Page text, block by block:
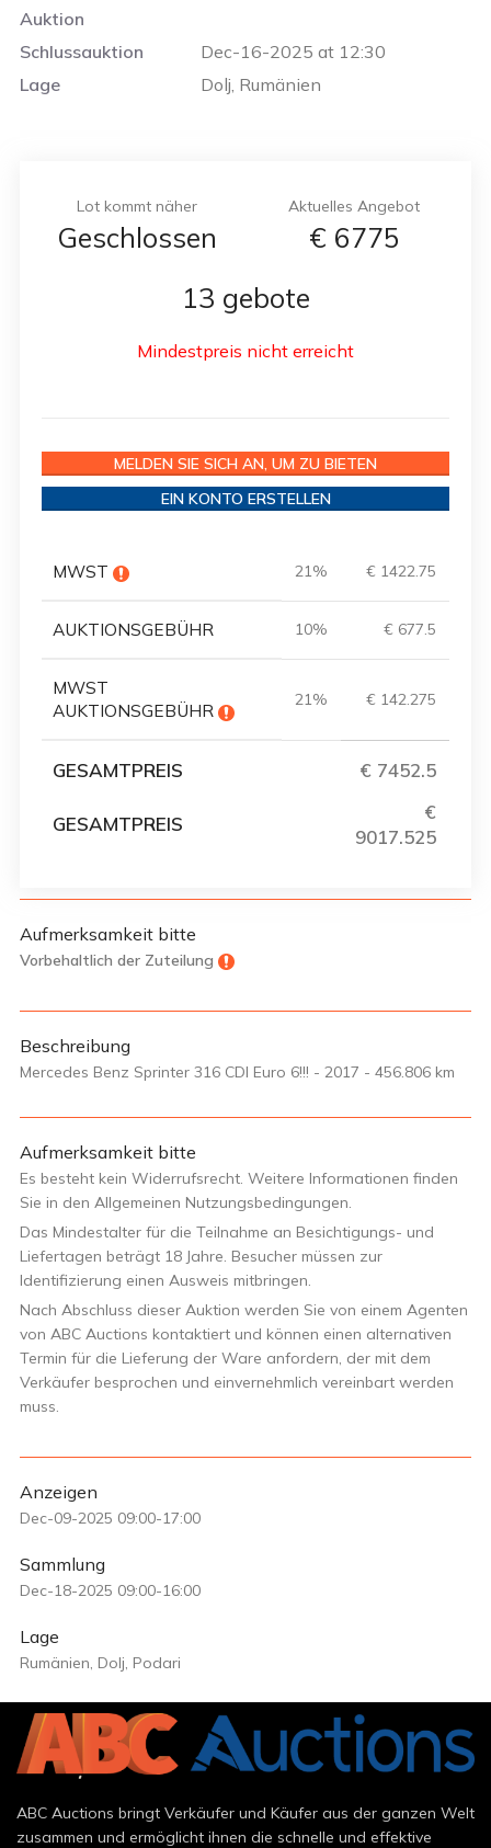
Auktion
Schlussauktion
Dec-16-2025 at 12:30
Lage
Dolj, Rumänien
Lot kommt näher
Geschlossen
Aktuelles Angebot
€ 6775
13 gebote
Mindestpreis nicht erreicht
MELDEN SIE SICH AN, UM ZU BIETEN
EIN KONTO ERSTELLEN
MWST 21% € 1422.75
AUKTIONSGEBÜHR 10% € 677.5
MWST
AUKTIONSGEBÜHR
21% € 142.275
GESAMTPREIS € 7452.5
GESAMTPREIS
€
9017.525
Aufmerksamkeit bitte
Vorbehaltlich der Zuteilung
Beschreibung
Mercedes Benz Sprinter 316 CDI Euro 6!!! - 2017 - 456.806 km
Aufmerksamkeit bitte
Es besteht kein Widerrufsrecht. Weitere Informationen finden
Sie in den Allgemeinen Nutzungsbedingungen.
Das Mindestalter für die Teilnahme an Besichtigungs- und
Liefertagen beträgt 18 Jahre. Besucher müssen zur
Identifizierung einen Ausweis mitbringen.
Nach Abschluss dieser Auktion werden Sie von einem Agenten
von ABC Auctions kontaktiert und können einen alternativen
Termin für die Lieferung der Ware anfordern, der mit dem
Verkäufer besprochen und einvernehmlich vereinbart werden
muss.
Anzeigen
Dec-09-2025 09:00-17:00
Sammlung
Dec-18-2025 09:00-16:00
Lage
Rumänien, Dolj, Podari
ABC Auctions bringt Verkäufer und Käufer aus der ganzen Welt
zusammen und ermöglicht ihnen die schnelle und effektive